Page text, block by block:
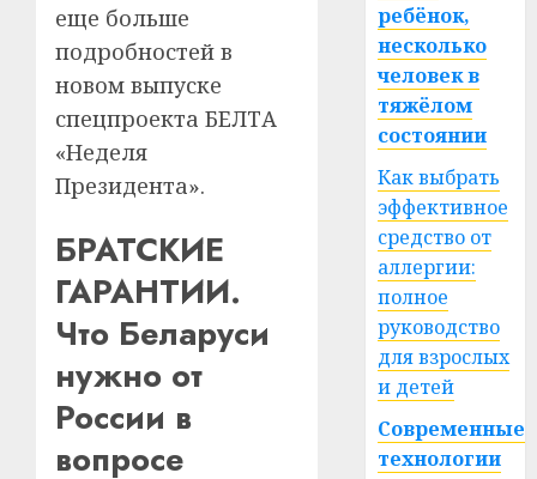
еще больше
подробностей в
новом выпуске
спецпроекта БЕЛТА
«Неделя
Президента».
БРАТСКИЕ
ГАРАНТИИ.
Что Беларуси
нужно от
России в
вопросе
ребёнок,
несколько
человек в
тяжёлом
состоянии
Как выбрать
эффективное
средство от
аллергии:
полное
руководство
для взрослых
и детей
Современные
технологии